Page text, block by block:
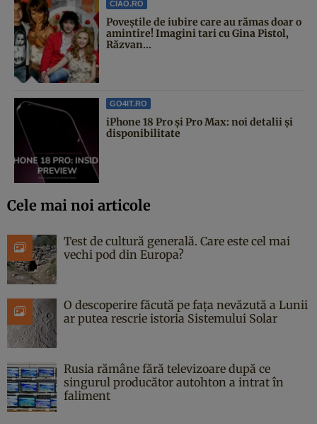
CIAO.RO
Poveştile de iubire care au rămas doar o
amintire! Imagini tari cu Gina Pistol,
Răzvan...
GO4IT.RO
iPhone 18 Pro și Pro Max: noi detalii și
disponibilitate
Cele mai noi articole
Test de cultură generală. Care este cel mai
vechi pod din Europa?
O descoperire făcută pe fața nevăzută a Lunii
ar putea rescrie istoria Sistemului Solar
Rusia rămâne fără televizoare după ce
singurul producător autohton a intrat în
faliment